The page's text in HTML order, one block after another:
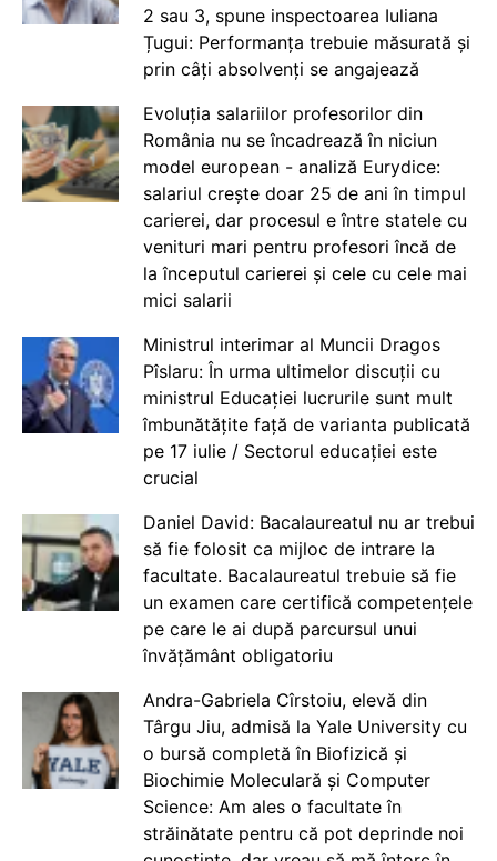
2 sau 3, spune inspectoarea Iuliana
Țugui: Performanța trebuie măsurată și
prin câți absolvenți se angajează
Evoluția salariilor profesorilor din
România nu se încadrează în niciun
model european - analiză Eurydice:
salariul crește doar 25 de ani în timpul
carierei, dar procesul e între statele cu
venituri mari pentru profesori încă de
la începutul carierei și cele cu cele mai
mici salarii
Ministrul interimar al Muncii Dragos
Pîslaru: În urma ultimelor discuții cu
ministrul Educației lucrurile sunt mult
îmbunătățite față de varianta publicată
pe 17 iulie / Sectorul educației este
crucial
Daniel David: Bacalaureatul nu ar trebui
să fie folosit ca mijloc de intrare la
facultate. Bacalaureatul trebuie să fie
un examen care certifică competențele
pe care le ai după parcursul unui
învățământ obligatoriu
Andra-Gabriela Cîrstoiu, elevă din
Târgu Jiu, admisă la Yale University cu
o bursă completă în Biofizică și
Biochimie Moleculară și Computer
Science: Am ales o facultate în
străinătate pentru că pot deprinde noi